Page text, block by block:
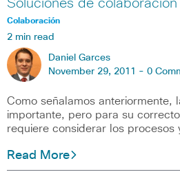
Soluciones de
Colaboración
2 min read
Daniel Garces
November 29, 2011 - 0
Como señalamos anteriormente,
importante, pero para su
requiere considerar los procesos
Read More